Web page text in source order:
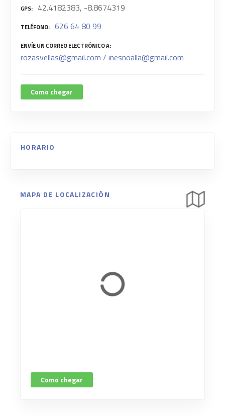
GPS 42.4182383, -8.8674319
TELÉFONO 626 64 80 99
ENVÍE UN CORREO ELECTRÓNICO A
rozasvellas@gmail.com / inesnoalla@gmail.com
Como chegar
HORARIO
MAPA DE LOCALIZACIÓN
Como chegar